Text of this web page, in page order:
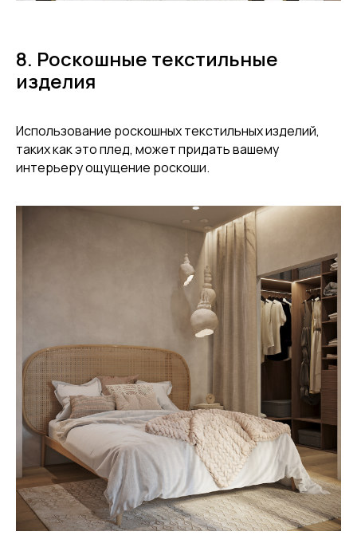
8. Роскошные текстильные
изделия
Использование роскошных текстильных изделий,
таких как это плед, может придать вашему
интерьеру ощущение роскоши.
Вопросы и ответы